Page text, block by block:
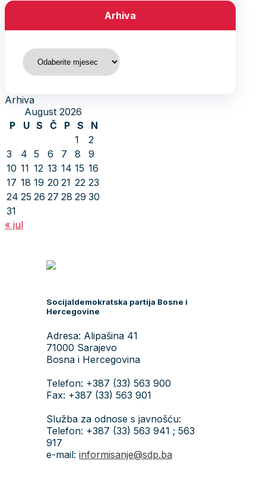
Arhiva
Arhiva
Arhiva
August 2026
P
U S Č P S
N
1
2
3
4 5 6 7 8
9
10 11 12 13 14 15 16
17 18 19 20 21 22 23
24 25 26 27 28 29 30
31
« jul
Socijaldemokratska partija Bosne i
Hercegovine
Adresa: Alipašina 41
71000 Sarajevo
Bosna i Hercegovina
Telefon: +387 (33) 563 900
Fax: +387 (33) 563 901
Služba za odnose s javnošću:
Telefon: +387 (33) 563 941 ; 563
917
e-mail: informisanje@sdp.ba